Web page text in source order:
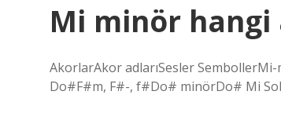
Mi minör hangi
AkorlarAkor adlarıSesler
Do#F#m, F#-, f#Do# minörDo# Mi